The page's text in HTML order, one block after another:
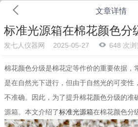
文章详情
标准光源箱在棉花颜色分
发七人仪器网 2025-05-27 648 次浏
棉花颜色分级是棉花定等作价的重要依据，
是在自然光下进行，但由于自然光的可变性
不准确。因此，为了提升棉花颜色分级的准
源箱。本文介绍了标准光源箱在棉花颜色分